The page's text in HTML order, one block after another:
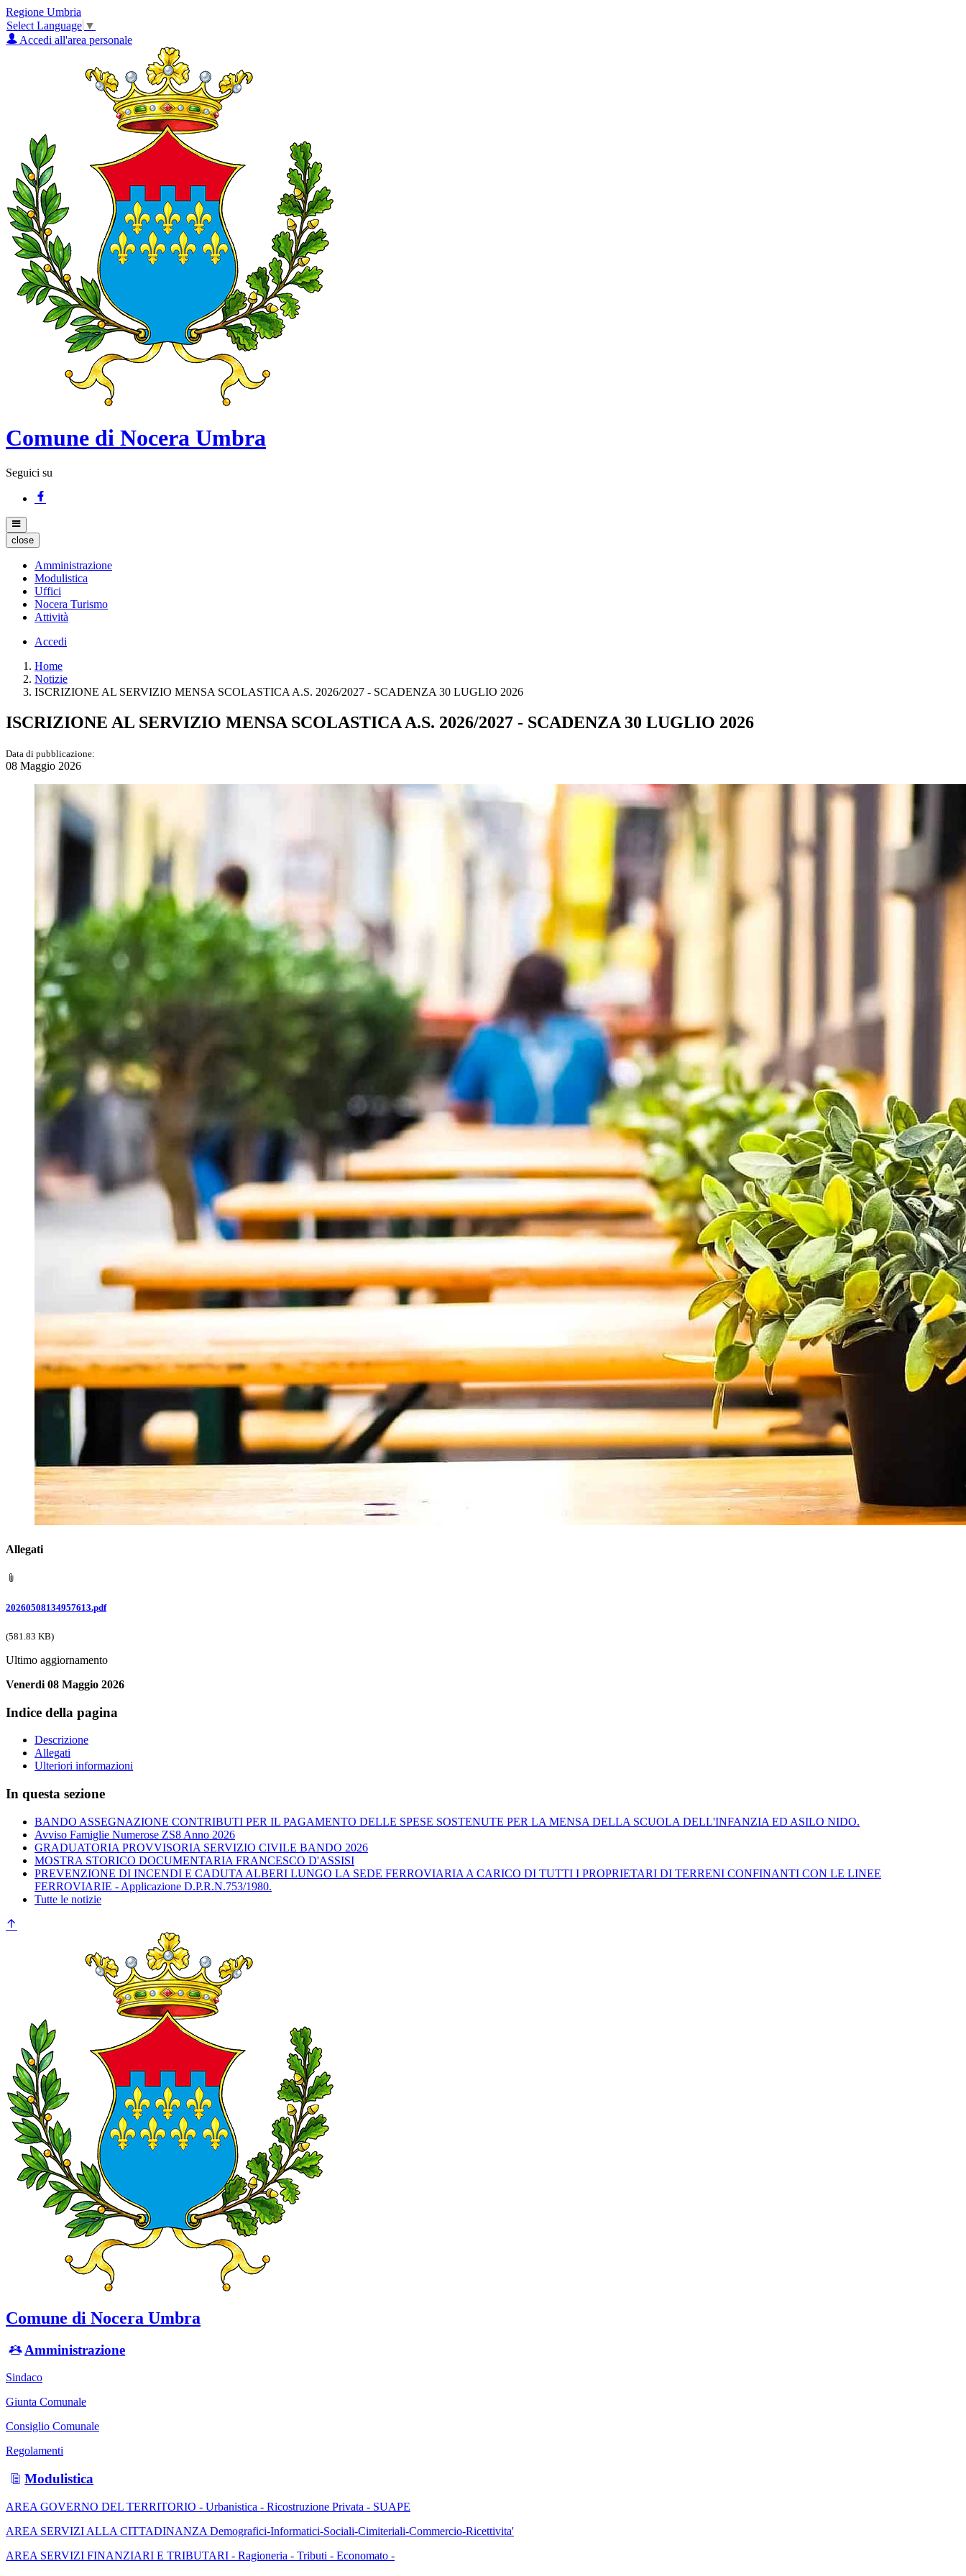
Regione Umbria
Select Language ▼
Accedi all'area personale
Comune di Nocera Umbra
Seguici su
close
Amministrazione
Modulistica
Uffici
Nocera Turismo
Attività
Accedi
Home
Notizie
ISCRIZIONE AL SERVIZIO MENSA SCOLASTICA A.S. 2026/2027 - SCADENZA 30 LUGLIO 2026
ISCRIZIONE AL SERVIZIO MENSA SCOLASTICA A.S. 2026/2027 - SCADENZA 30 LUGLIO 2026
Data di pubblicazione:
08 Maggio 2026
Allegati
20260508134957613.pdf
(581.83 KB)
Ultimo aggiornamento
Venerdi 08 Maggio 2026
Indice della pagina
Descrizione
Allegati
Ulteriori informazioni
In questa sezione
BANDO ASSEGNAZIONE CONTRIBUTI PER IL PAGAMENTO DELLE SPESE SOSTENUTE PER LA MENSA DELLA SCUOLA DELL'INFANZIA ED ASILO NIDO.
Avviso Famiglie Numerose ZS8 Anno 2026
GRADUATORIA PROVVISORIA SERVIZIO CIVILE BANDO 2026
MOSTRA STORICO DOCUMENTARIA FRANCESCO D'ASSISI
PREVENZIONE DI INCENDI E CADUTA ALBERI LUNGO LA SEDE FERROVIARIA A CARICO DI TUTTI I PROPRIETARI DI TERRENI CONFINANTI CON LE LINEE
FERROVIARIE - Applicazione D.P.R.N.753/1980.
Tutte le notizie
Comune di Nocera Umbra
Amministrazione
Sindaco
Giunta Comunale
Consiglio Comunale
Regolamenti
Modulistica
AREA GOVERNO DEL TERRITORIO - Urbanistica - Ricostruzione Privata - SUAPE
AREA SERVIZI ALLA CITTADINANZA Demografici-Informatici-Sociali-Cimiteriali-Commercio-Ricettivita'
AREA SERVIZI FINANZIARI E TRIBUTARI - Ragioneria - Tributi - Economato -